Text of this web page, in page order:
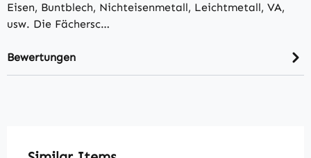
Eisen, Buntblech, Nichteisenmetall, Leichtmetall, VA,
usw. Die Fächersc…
Bewertungen
Produktgalerie überspringen